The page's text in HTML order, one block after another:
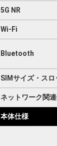
5G NR
Wi-Fi
Bluetooth
SIMサイズ・スロ
ネットワーク関
本体仕様